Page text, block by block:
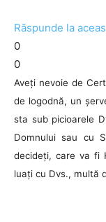
Răspunde la
0
0
Aveți nevoie de
de logodnă, un
sta sub picioarele
Domnului sau cu
decideți, care va fi
luați cu Dvs., multă